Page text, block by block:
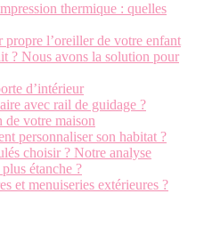
thermique : quelles
propre l’oreiller de votre enfant
? Nous avons la solution pour
d’intérieur
avec rail de guidage ?
de votre maison
personnaliser son habitat ?
choisir ? Notre analyse
étanche ?
et menuiseries extérieures ?